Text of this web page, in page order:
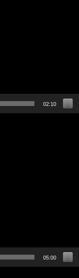
02:10
05:00